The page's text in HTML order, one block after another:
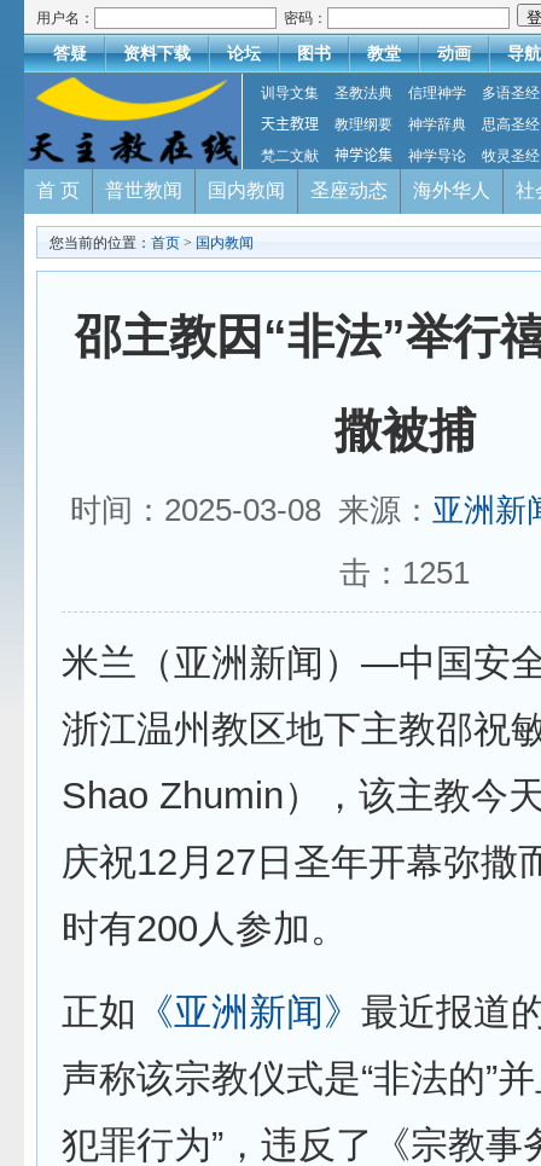
用户名： 密码：
答疑 资料下载 论坛 图书 教堂 动画 导航
训导文集 圣教法典 信理神学
多语圣经
天主教理
教理纲要 神学辞典
思高圣经
梵二文献
神学论集 神学导论 牧灵圣经
首 页 普世教闻 国内教闻 圣座动态 海外华人 社
您当前的位置： 首页 > 国内教闻
邵主教因“非法”举行
撒被捕
时间：2025-03-08 来源： 亚洲新
击： 1251
米兰（亚洲新闻）—中国安
浙江温州教区地下主教邵祝
Shao Zhumin），该主教今
庆祝12月27日圣年开幕弥撒
时有200人参加。
正如 《亚洲新闻》 最近报道
声称该宗教仪式是“非法的”
犯罪行为”，违反了《宗教事